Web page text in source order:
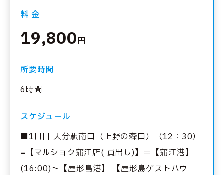
料 金
19,800円
所要時間
6時間
スケジュール
■1日目 大分駅南口（上野の森口）（12：30）
=【マルショク蒲江店( 買出し)】＝【蒲江港】
(16:00)～【屋形島港】 【屋形島ゲストハウ